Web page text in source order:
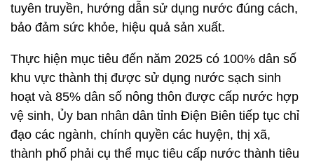
tuyên truyền, hướng dẫn sử dụng nước đúng cách,
bảo đảm sức khỏe, hiệu quả sản xuất.
Thực hiện mục tiêu đến năm 2025 có 100% dân số
khu vực thành thị được sử dụng nước sạch sinh
hoạt và 85% dân số nông thôn được cấp nước hợp
vệ sinh, Ủy ban nhân dân tỉnh Điện Biên tiếp tục chỉ
đạo các ngành, chính quyền các huyện, thị xã,
thành phố phải cụ thể mục tiêu cấp nước thành tiêu